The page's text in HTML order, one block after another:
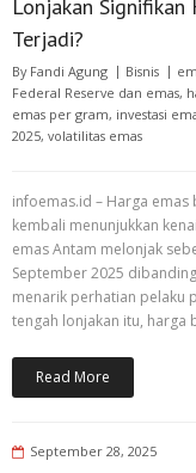
Lonjakan Signifikan
Terjadi?
By Fandi Agung Bisnis
Federal Reserve dan emas,
emas per gram, investasi
2025, volatilitas emas
infoemas.id – Harga emas
kembali menunjukkan
emas Antam melonjak
September 2025
menarik perhatian pelaku
tengah lonjakan itu, harga
Read More
September 28, 2025